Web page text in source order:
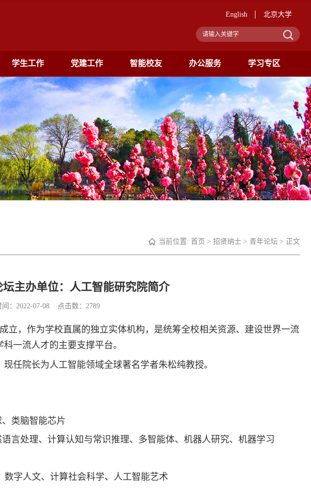
English 北京大学
学生工作 党建工作 智能校友 办公服务 学习专区
当前位置: 首页 > 招贤纳士 > 青年论坛 > 正文
主办单位：人工智能研究院简介
间：2022-07-08 点击数： 2789
立，作为学校直属的独立实体机构，是统筹全校相关资源、建设世界一流
一流人才的主要支撑平台。
任院长为人工智能领域全球著名学者朱松纯教授。
类脑智能芯片
处理、计算认知与常识推理、多智能体、机器人研究、机器学习
人文、计算社会科学、人工智能艺术